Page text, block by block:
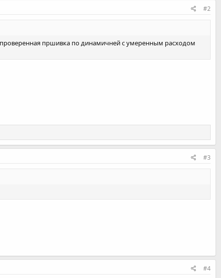
#2
проверенная пршивка по динамичней с умеренным расходом
#3
#4